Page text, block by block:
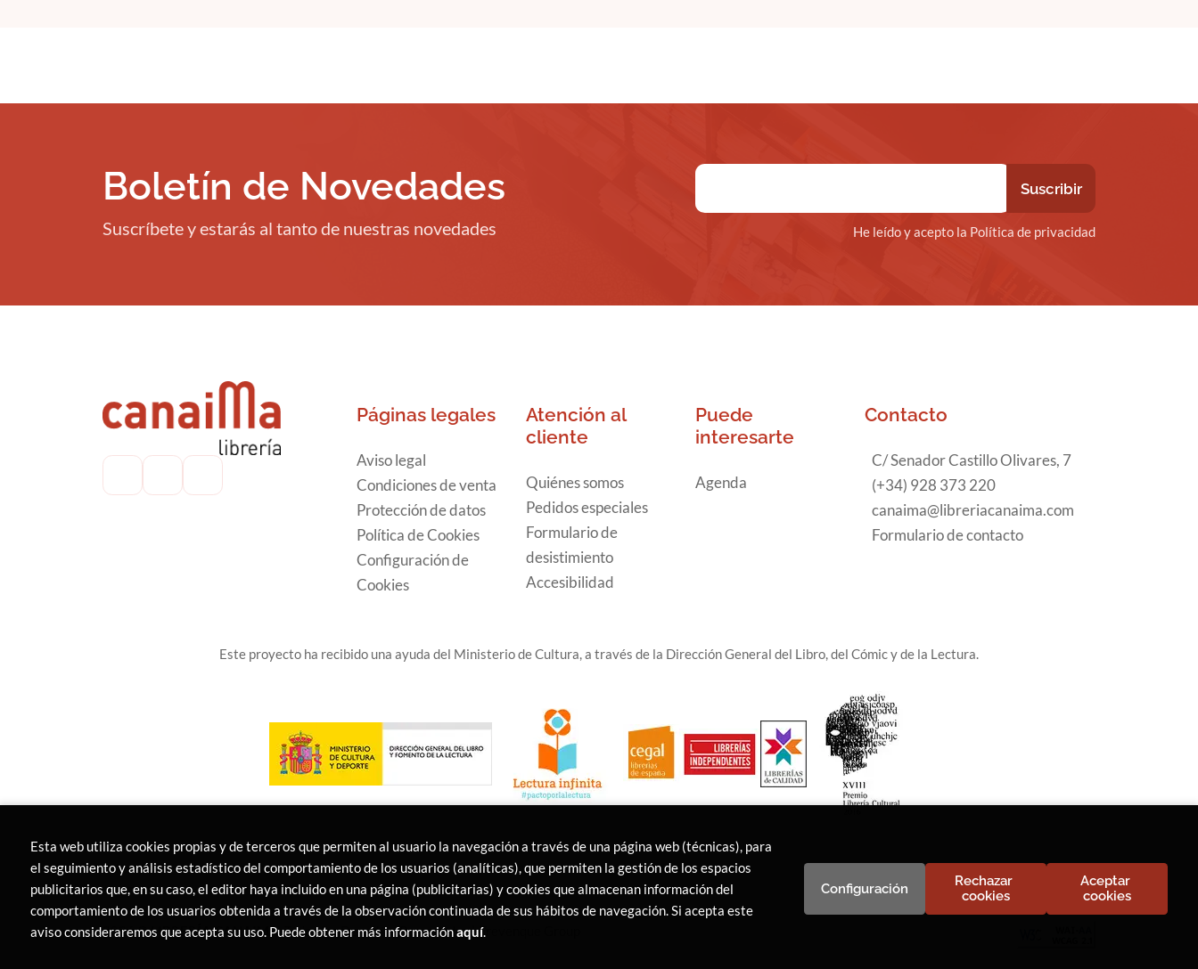
Boletín de Novedades
Suscríbete y estarás al tanto de nuestras novedades He leído y acepto la Política de privacidad
Páginas legales
Aviso legal
Condiciones de venta
Protección de datos
Política de Cookies
Configuración de
Cookies
Atención al
cliente
Quiénes somos
Pedidos especiales
Formulario de
desistimiento
Accesibilidad
Puede
interesarte
Agenda
Contacto
C/ Senador Castillo Olivares, 7
(+34) 928 373 220
canaima@libreriacanaima.com
Formulario de contacto
Este proyecto ha recibido una ayuda del Ministerio de Cultura, a través de la Dirección General del Libro, del Cómic y de la Lectura.
2026 ©LIBRERÍA CANAIMA. Todos los Derechos Reservados |Trevenque Group
Esta web utiliza cookies propias y de terceros que permiten al usuario la navegación a través de una página web (técnicas), para
el seguimiento y análisis estadístico del comportamiento de los usuarios (analíticas), que permiten la gestión de los espacios
publicitarios que, en su caso, el editor haya incluido en una página (publicitarias) y cookies que almacenan información del
comportamiento de los usuarios obtenida a través de la observación continuada de sus hábitos de navegación. Si acepta este
aviso consideraremos que acepta su uso. Puede obtener más informaciónaquí.
Configuración
Rechazar
cookies
Aceptar
cookies